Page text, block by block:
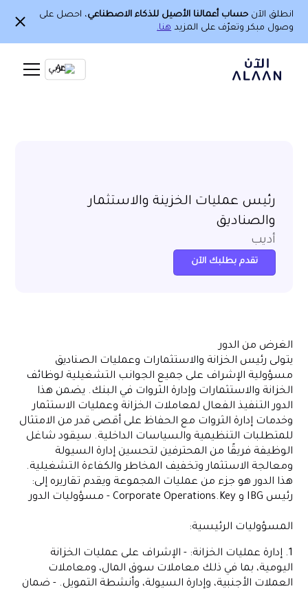
انطلق الآن حساب أعمالنا الأصيل للذكاء الاصطناعي، احصل على
وصول مبكر وتعرّف على المزيد هنا.
Ar
رئيس عمليات الخزينة والاستثمار
والصناديق
أديب
تقدم بطلبك الآن
الغرض من الدور
يتولى رئيس الخزانة والاستثمارات وعمليات الصناديق
مسؤولية الإشراف على جميع الجوانب التشغيلية لوظائف
الخزانة والاستثمارات وإدارة الثروات في البنك. يضمن هذا
الدور التنفيذ الفعال لمعاملات الخزانة وعمليات الاستثمار
وخدمات إدارة الثروات مع الحفاظ على أقصى قدر من الامتثال
للمتطلبات التنظيمية والسياسات الداخلية. سيقود شاغل
الوظيفة فريقًا من المحترفين لتحسين إدارة السيولة
ومعالجة الاستثمار وتخفيف المخاطر والكفاءة التشغيلية.
هذا الدور هو جزء من عمليات المجموعة ويقدم تقاريره إلى:
رئيس IBG و Corporate Operations.Key - مسؤوليات الدور
المسؤوليات الرئيسية:
1. إدارة عمليات الخزانة: - الإشراف على عمليات الخزانة
اليومية، بما في ذلك معاملات سوق المال، ومعاملات
العملات الأجنبية، وإدارة السيولة، وأنشطة التمويل. - ضمان